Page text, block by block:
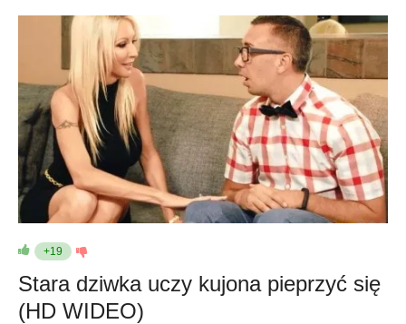
+19
Stara dziwka uczy kujona pieprzyć się
(HD WIDEO)